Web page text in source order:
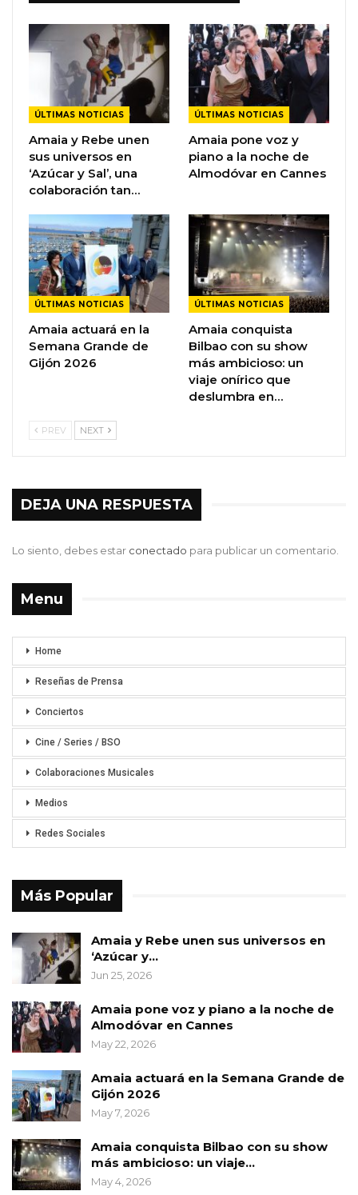
ÚLTIMAS NOTICIAS
Amaia y Rebe unen
sus universos en
‘Azúcar y Sal’, una
colaboración tan…
ÚLTIMAS NOTICIAS
Amaia pone voz y
piano a la noche de
Almodóvar en Cannes
ÚLTIMAS NOTICIAS
Amaia actuará en la
Semana Grande de
Gijón 2026
ÚLTIMAS NOTICIAS
Amaia conquista
Bilbao con su show
más ambicioso: un
viaje onírico que
deslumbra en…
PREV NEXT
DEJA UNA RESPUESTA
Lo siento, debes estar conectado para publicar un comentario.
Menu
Home
Reseñas de Prensa
Conciertos
Cine / Series / BSO
Colaboraciones Musicales
Medios
Redes Sociales
Más Popular
Amaia y Rebe unen sus universos en
‘Azúcar y…
Jun 25, 2026
Amaia pone voz y piano a la noche de
Almodóvar en Cannes
May 22, 2026
Amaia actuará en la Semana Grande de
Gijón 2026
May 7, 2026
Amaia conquista Bilbao con su show
más ambicioso: un viaje…
May 4, 2026